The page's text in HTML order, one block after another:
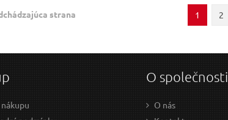
strana 1 2
O společnosti
O nás